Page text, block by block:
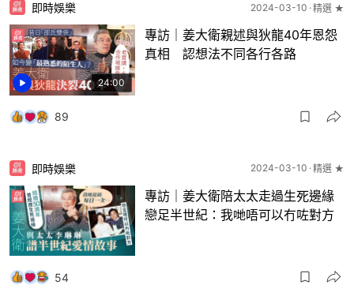
24:00
即時娛樂 2024-03-10 精選 ★
專訪｜姜大衛親述與狄龍40年恩怨
真相 認想法不同各行各路
89
即時娛樂 2024-03-10 精選 ★
專訪｜姜大衛陪太太走過生死邊緣
戀足半世紀：我哋唔可以冇咗對方
54